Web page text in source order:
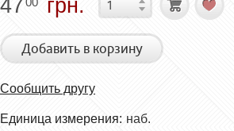
47 грн.
Добавить в корзину
Сообщить другу
Единица измерения: наб.